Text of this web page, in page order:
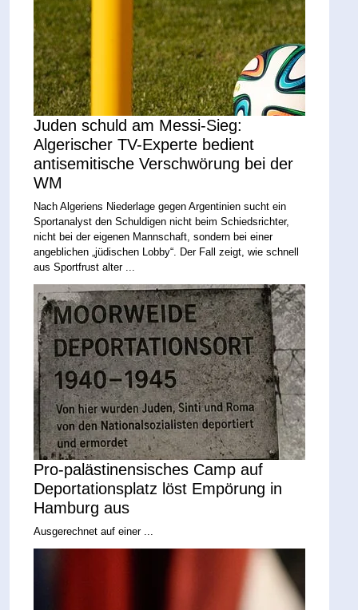
Juden schuld am Messi-Sieg:
Algerischer TV-Experte bedient
antisemitische Verschwörung bei der
WM
Nach Algeriens Niederlage gegen Argentinien sucht ein
Sportanalyst den Schuldigen nicht beim Schiedsrichter,
nicht bei der eigenen Mannschaft, sondern bei einer
angeblichen „jüdischen Lobby“. Der Fall zeigt, wie schnell
aus Sportfrust alter ...
Pro-palästinensisches Camp auf
Deportationsplatz löst Empörung in
Hamburg aus
Ausgerechnet auf einer ...